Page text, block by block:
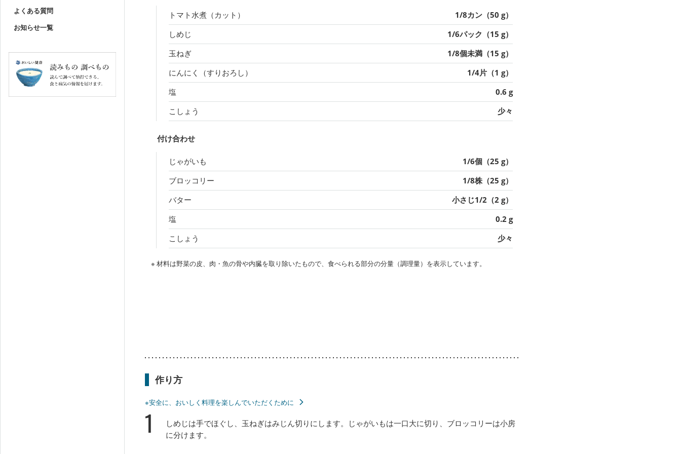
よくある質問
お知らせ一覧
トマト水煮（カット）
1/8カン（50 g）
しめじ
1/6パック（15 g）
玉ねぎ
1/8個未満（15 g）
にんにく（すりおろし）
1/4片（1 g）
塩
0.6 g
こしょう
少々
付け合わせ
じゃがいも
1/6個（25 g）
ブロッコリー
1/8株（25 g）
バター
小さじ1/2（2 g）
塩
0.2 g
こしょう
少々
※ 材料は野菜の皮、肉・魚の骨や内臓を取り除いたもので、食べられる部分の分量（調理量）を表示しています。
作り方
※安全に、おいしく料理を楽しんでいただくために
1
しめじは手でほぐし、玉ねぎはみじん切りにします。じゃがいもは一口大に切り、ブロッコリーは小房
に分けます。